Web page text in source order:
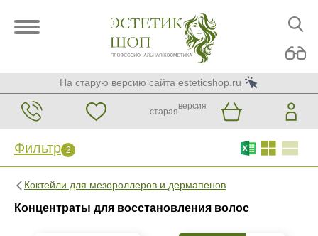
На старую версию сайта esteticshop.ru
старая
версия
Фильтр 2
Коктейли для мезороллеров и дермапенов
Концентраты для восстановления волос
Фильтр 2 Сброс